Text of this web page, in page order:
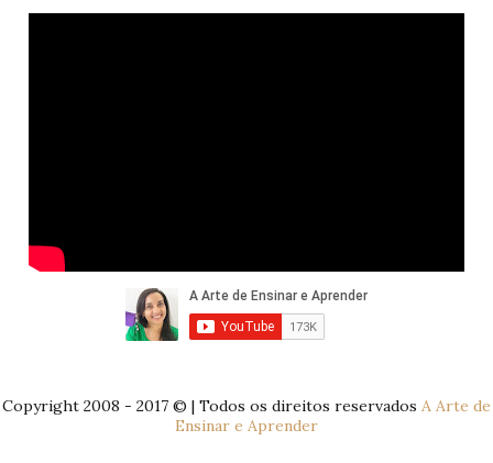
Copyright 2008 - 2017 © | Todos os direitos reservados A Arte de
Ensinar e Aprender